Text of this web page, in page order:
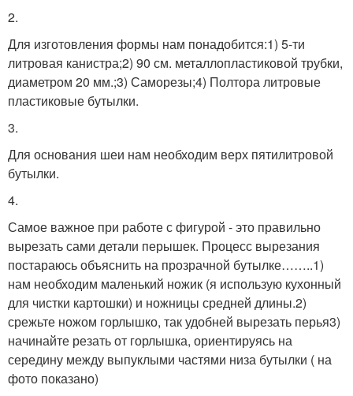
2.
Для изготовления формы нам понадобится:1) 5-ти
литровая канистра;2) 90 см. металлопластиковой трубки,
диаметром 20 мм.;3) Саморезы;4) Полтора литровые
пластиковые бутылки.
3.
Для основания шеи нам необходим верх пятилитровой
бутылки.
4.
Самое важное при работе с фигурой - это правильно
вырезать сами детали перышек. Процесс вырезания
постараюсь объяснить на прозрачной бутылке……..1)
нам необходим маленький ножик (я использую кухонный
для чистки картошки) и ножницы средней длины.2)
срежьте ножом горлышко, так удобней вырезать перья3)
начинайте резать от горлышка, ориентируясь на
середину между выпуклыми частями низа бутылки ( на
фото показано)